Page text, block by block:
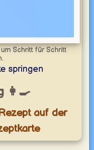
Schritt für Schritt
springen
👩‍🍳
auf der